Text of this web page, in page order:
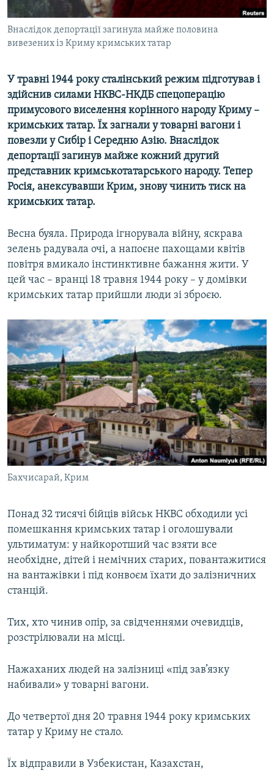
Усі сайти RFE/RL
Внаслідок депортації загинула майже половина
вивезених із Криму кримських татар
У травні 1944 року сталінський режим підготував і
здійснив силами НКВС-НКДБ спецоперацію
примусового виселення корінного народу Криму –
кримських татар. Їх загнали у товарні вагони і
повезли у Сибір і Середню Азію. Внаслідок
депортації загинув майже кожний другий
представник кримськотатарського народу. Тепер
Росія, анексувавши Крим, знову чинить тиск на
кримських татар.
Весна буяла. Природа ігнорувала війну, яскрава
зелень радувала очі, а напоєне пахощами квітів
повітря вмикало інстинктивне бажання жити. У
цей час – вранці 18 травня 1944 року – у домівки
кримських татар прийшли люди зі зброєю.
Бахчисарай, Крим
Понад 32 тисячі бійців військ НКВС обходили усі
помешкання кримських татар і оголошували
ультиматум: у найкоротший час взяти все
необхідне, дітей і немічних старих, повантажитися
на вантажівки і під конвоєм їхати до залізничних
станцій.
Тих, хто чинив опір, за свідченнями очевидців,
розстрілювали на місці.
Нажаханих людей на залізниці «під зав’язку
набивали» у товарні вагони.
До четвертої дня 20 травня 1944 року кримських
татар у Криму не стало.
Їх відправили в Узбекистан, Казахстан,